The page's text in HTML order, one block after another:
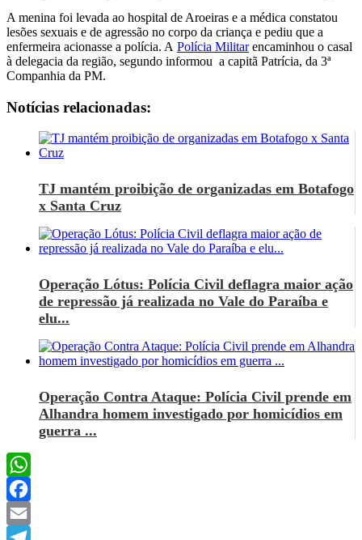
A menina foi levada ao hospital de Aroeiras e a médica constatou
lesões sexuais e de agressão no corpo da criança e pediu que a
enfermeira acionasse a polícia. A Polícia Militarencaminhou o casal
à delegacia da região, segundo informou a capitã Patrícia, da 3ª
Companhia da PM.
Notícias relacionadas:
TJ mantém proibição de organizadas em Botafogo
x Santa Cruz
Operação Lótus: Polícia Civil deflagra maior ação
de repressão já realizada no Vale do Paraíba e
elu...
Operação Contra Ataque: Polícia Civil prende em
Alhandra homem investigado por homicídios em
guerra ...
WhatsApp
Facebook
Email